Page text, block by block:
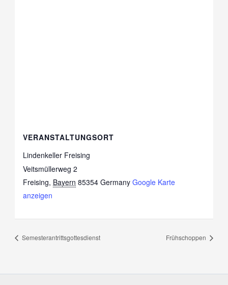
VERANSTALTUNGSORT
Lindenkeller Freising
Veitsmüllerweg 2
Freising, Bayern 85354 Germany Google Karte
anzeigen
Semesterantrittsgottesdienst Frühschoppen